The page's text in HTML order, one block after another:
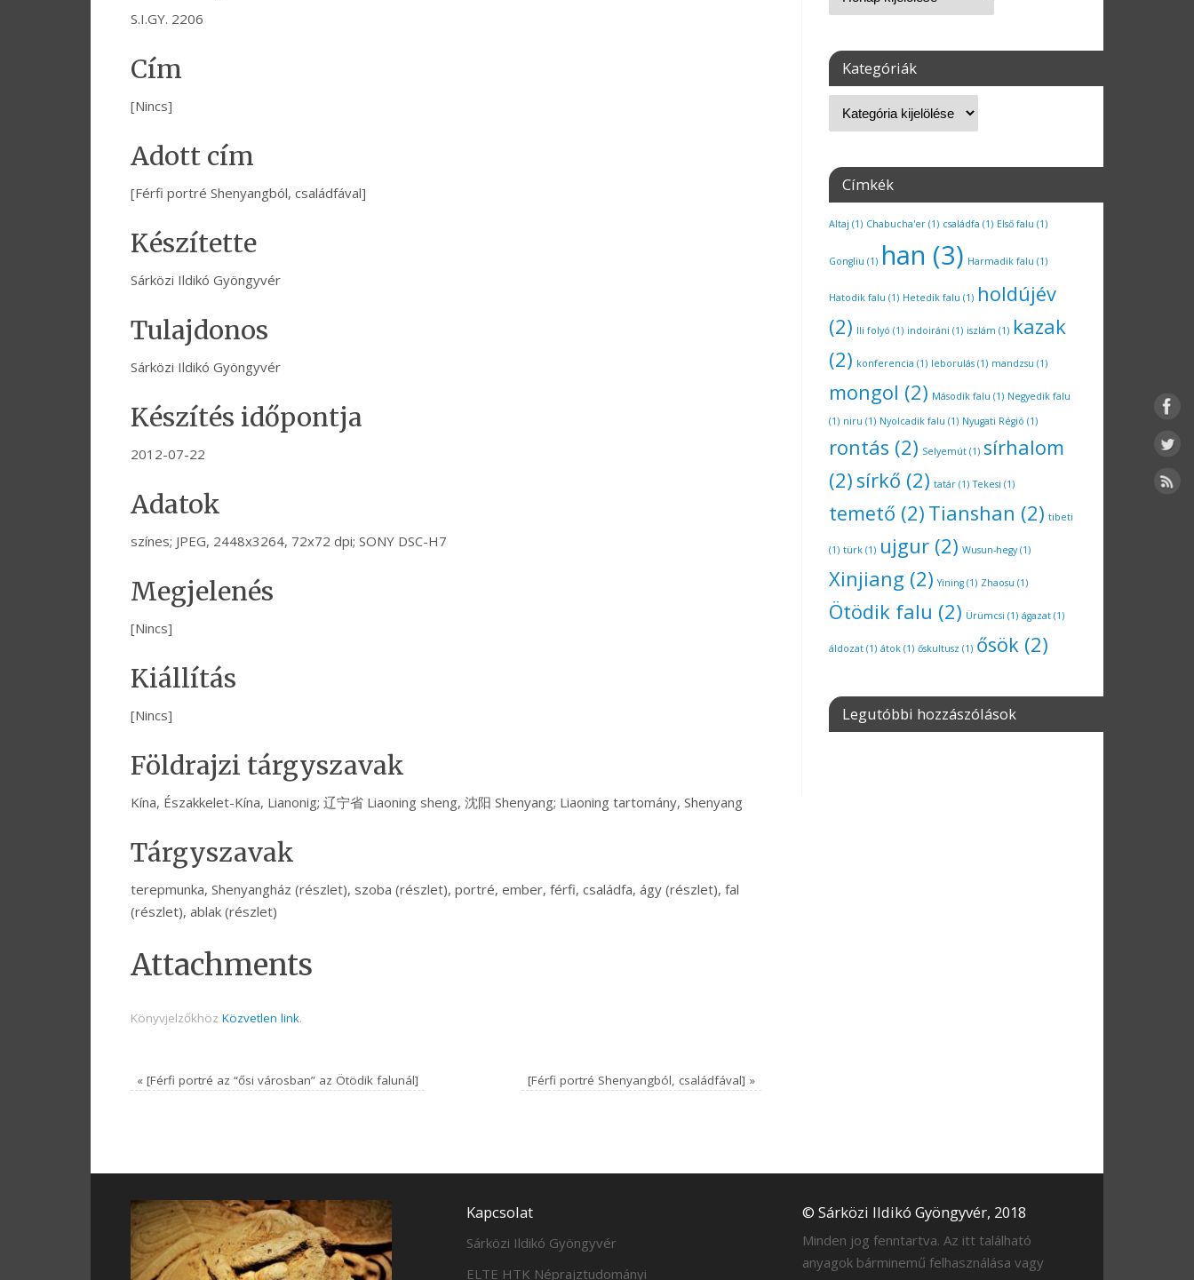
S.I.GY. 2206
Cím
[Nincs]
Adott cím
[Férfi portré Shenyangból, családfával]
Készítette
Sárközi Ildikó Gyöngyvér
Tulajdonos
Sárközi Ildikó Gyöngyvér
Készítés időpontja
2012-07-22
Adatok
színes; JPEG, 2448x3264, 72x72 dpi; SONY DSC-H7
Megjelenés
[Nincs]
Kiállítás
[Nincs]
Földrajzi tárgyszavak
Kína, Északkelet-Kína, Lianonig; 辽宁省 Liaoning sheng, 沈阳 Shenyang; Liaoning tartomány, Shenyang
Tárgyszavak
terepmunka, Shenyangház (részlet), szoba (részlet), portré, ember, férfi, családfa, ágy (részlet), fal
(részlet), ablak (részlet)
Attachments
Könyvjelzőkhöz Közvetlen link.
« [Férfi portré az “ősi városban” az Ötödik falunál] [Férfi portré Shenyangból, családfával] »
Kategóriák
Címkék
Altaj (1) Chabucha'er (1) családfa (1) Első falu (1)
Gongliu (1) han (3) Harmadik falu (1)
Hatodik falu (1) Hetedik falu (1) holdújév
(2) Ili folyó (1) indoiráni (1) iszlám (1) kazak
(2) konferencia (1) leborulás (1) mandzsu (1)
mongol (2) Második falu (1) Negyedik falu
(1) niru (1) Nyolcadik falu (1) Nyugati Régió (1)
rontás (2) Selyemút (1) sírhalom
(2) sírkő (2) tatár (1) Tekesi (1)
temető (2) Tianshan (2) tibeti
(1) türk (1) ujgur (2) Wusun-hegy(1)
Xinjiang (2) Yining (1) Zhaosu (1)
Ötödik falu (2) Ürümcsi (1) ágazat (1)
áldozat (1) átok (1) őskultusz (1) ősök (2)
Legutóbbi hozzászólások
Kapcsolat
Sárközi Ildikó Gyöngyvér
ELTE HTK Néprajztudományi
© Sárközi Ildikó Gyöngyvér, 2018
Minden jog fenntartva. Az itt található
anyagok bárminemű felhasználása vagy